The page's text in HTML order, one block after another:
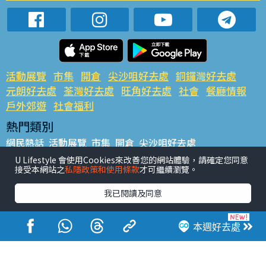
本週好去處
活動展覽 市集 開倉 尖沙咀好去處 銅鑼灣好去處
元朗好去處 荃灣好去處 旺角好去處 社會 餐廳情報
戶外郊遊 社會福利
熱門類別
網民熱話 活動展覽 市集 開倉 尖沙咀好去處
銅鑼灣好去處 元朗好去處 荃灣好去處 旺角好去處 社會
餐廳情報 戶外郊遊
熱門標籤
#UGO搵好去處 #人氣活動推介 #美食社群熱話
#親子玩樂好去處
#ULifestyle應用程式
#限時搶
#UJetso禮物放送
#ULifestyle商戶中心 #著數 #網絡熱話
U Lifestyle 會使用Cookies來改善您的網站體驗，請確定您同意
接受本網站之私隱政策和使用條款才可繼續瀏覽。
我已閱讀及同意